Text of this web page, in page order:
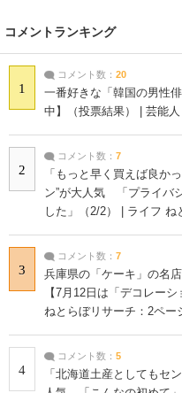
コメントランキング
1
コメント数： 20
一番好きな「韓国の男性
中】（投票結果） | 芸能
2
コメント数： 7
「もっと早く買えば良か
ン”が大人気 「プライバ
した」（2/2） | ライフ ね
3
コメント数： 7
兵庫県の「ケーキ」の名
【7月12日は「デコレー
ねとらぼリサーチ：2ペー
4
コメント数： 5
「北海道土産としてもセ